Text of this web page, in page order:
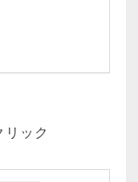
ック